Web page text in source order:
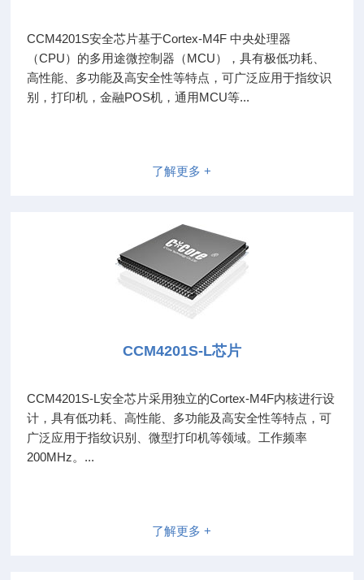
CCM4201S安全芯片基于Cortex-M4F 中央处理器
（CPU）的多用途微控制器（MCU），具有极低功耗、
高性能、多功能及高安全性等特点，可广泛应用于指纹识
别，打印机，金融POS机，通用MCU等...
了解更多 +
CCM4201S-L芯片
CCM4201S-L安全芯片采用独立的Cortex-M4F内核进行设
计，具有低功耗、高性能、多功能及高安全性等特点，可
广泛应用于指纹识别、微型打印机等领域。工作频率
200MHz。...
了解更多 +